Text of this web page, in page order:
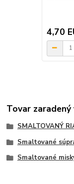
4,70
Tovar
SMALTOVANÝ
Smaltované
Smaltované